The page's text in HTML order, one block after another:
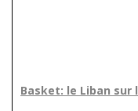
Basket: le Liban sur